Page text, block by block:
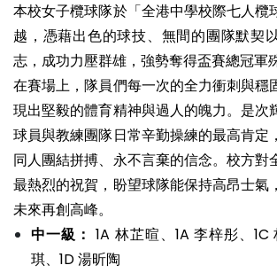
本校女子欖球隊於「全港中學校際七人欖
越，憑藉出色的球技、無間的團隊默契
志，成功力壓群雄，強勢奪得盃賽總冠軍
在賽場上，隊員們每一次的全力衝刺與穩
現出堅毅的體育精神與過人的魄力。是次
球員與教練團隊日常辛勤操練的最高肯定
同人團結拼搏、永不言棄的信念。校方對
最熱烈的祝賀，盼望球隊能保持高昂士氣
未來再創高峰。
中一級： 1A 林芷暄、1A 李梓彤、
琪、1D 湯昕陶